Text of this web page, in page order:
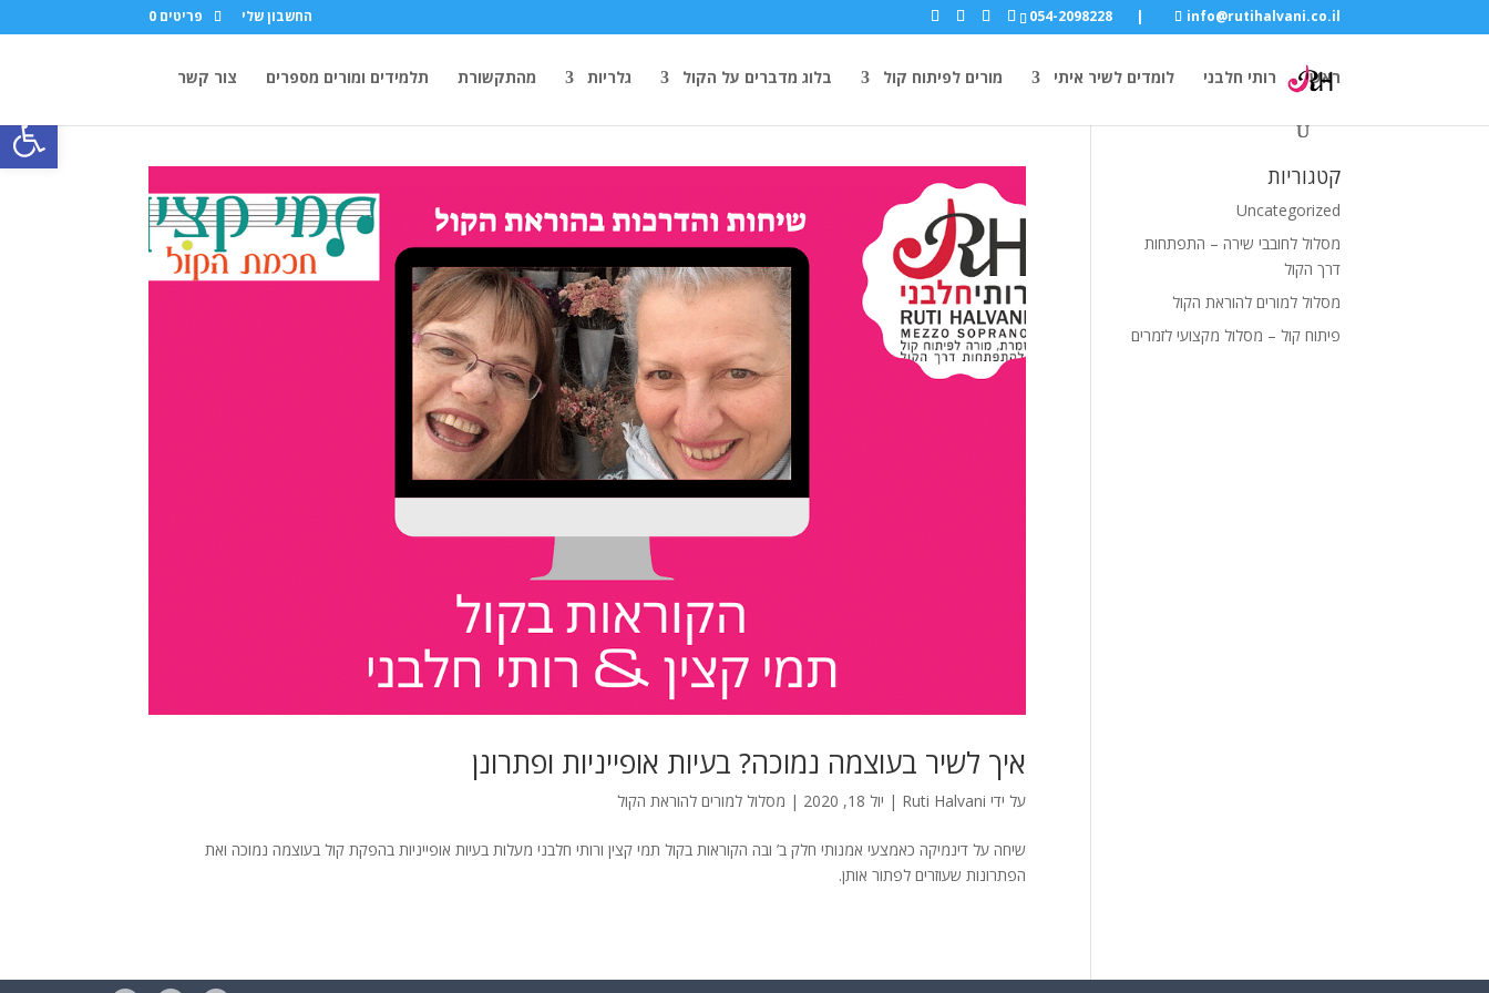
054-2098228| info@rutihalvani.co.il החשבון שלי פריטים 0
ראשי רותי חלבני לומדים לשיר איתי מורים לפיתוח קול בלוג מדברים על הקול גלריות מהתקשורת תלמידים ומורים מספרים צור קשר
איך לשיר בעוצמה נמוכה? בעיות אופייניות ופתרונן
על ידי Ruti Halvani
| יול 18, 2020 | מסלול למורים להוראת הקול
שיחה על דינמיקה כאמצעי אמנותי חלק ב’ ובה הקוראות בקול תמי קצין ורותי חלבני מעלות בעיות אופייניות בהפקת קול בעוצמה נמוכה ואת
הפתרונות שעוזרים לפתור אותן.
קטגוריות
Uncategorized
מסלול לחובבי שירה – התפתחות
דרך הקול
מסלול למורים להוראת הקול
פיתוח קול – מסלול מקצועי לזמרים
פתח